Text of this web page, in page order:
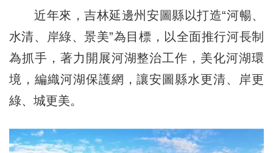
近年來，吉林延邊州安圖縣以打造“河暢、
水清、岸綠、景美”為目標，以全面推行河長制
為抓手，著力開展河湖整治工作，美化河湖環
境，編織河湖保護網，讓安圖縣水更清、岸更
綠、城更美。